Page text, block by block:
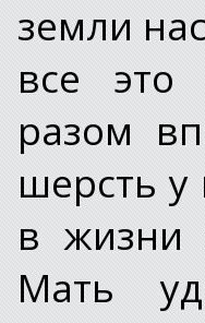
земли
все это
разом
шерсть у
в жизни
Мать